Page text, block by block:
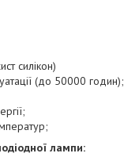
силікон)
(до 50000 годин);
лампи: